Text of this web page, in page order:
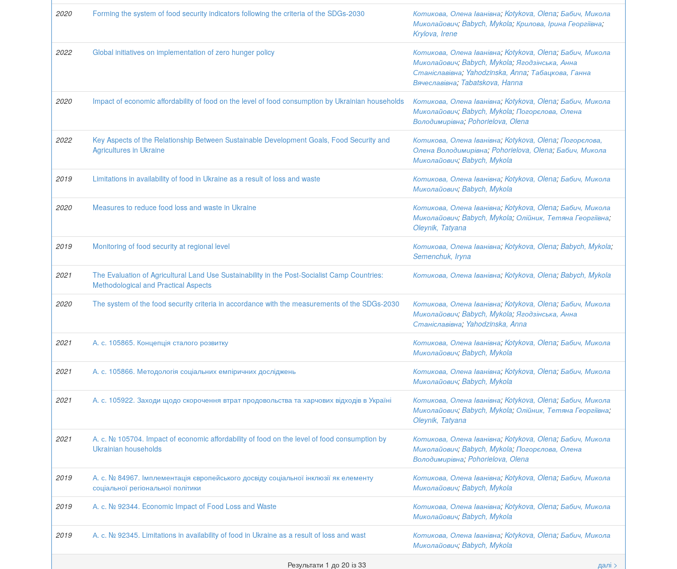
2020
Forming the system of food security indicators following the criteria of the SDGs-2030 Котикова, Олена Іванівна; Kotykova, Olena; Бабич, Микола
Миколайович; Babych, Mykola; Крилова, Ірина Георгіївна;
Krylova, Irene
2022
Global initiatives on implementation of zero hunger policy Котикова, Олена Іванівна; Kotykova, Olena; Бабич, Микола
Миколайович; Babych, Mykola;Ягодзінська, Анна
Станіславівна; Yahodzinska, Anna; Табацкова, Ганна
Вячеславівна; Tabatskova, Hanna
2020
Impact of economic affordability of food on the level of food consumption by Ukrainian households Котикова, Олена Іванівна; Kotykova, Olena; Бабич, Микола
Миколайович; Babych, Mykola; Погорєлова, Олена
Володимирівна; Pohorielova, Olena
2022
Key Aspects of the Relationship Between Sustainable Development Goals, Food Security and
Agricultures in Ukraine
Котикова, Олена Іванівна; Kotykova, Olena; Погорєлова,
Олена Володимирівна; Pohorielova, Olena; Бабич, Микола
Миколайович; Babych, Mykola
2019
Limitations in availability of food in Ukraine as a result of loss and waste Котикова, Олена Іванівна; Kotykova, Olena; Бабич, Микола
Миколайович; Babych, Mykola
2020
Measures to reduce food loss and waste in Ukraine Котикова, Олена Іванівна; Kotykova, Olena; Бабич, Микола
Миколайович; Babych, Mykola; Олійник, Тетяна Георгіївна;
Oleynik, Tatyana
2019
Monitoring of food security at regional level Котикова, Олена Іванівна; Kotykova, Olena; Babych, Mykola;
Semenchuk, Iryna
2021
The Evaluation of Agricultural Land Use Sustainability in the Post-Socialist Camp Countries:
Methodological and Practical Aspects
Котикова, Олена Іванівна; Kotykova, Olena; Babych, Mykola
2020 The system of the food security criteria in accordance with the measurements of the SDGs-2030 Котикова, Олена Іванівна; Kotykova, Olena; Бабич, Микола
Миколайович; Babych, Mykola;Ягодзінська, Анна
Станіславівна; Yahodzinska, Anna
2021
А. с. 105865. Концепція сталого розвитку Котикова, Олена Іванівна; Kotykova, Olena; Бабич, Микола
Миколайович; Babych, Mykola
2021
А. с. 105866. Методологія соціальних емпіричних досліджень Котикова, Олена Іванівна; Kotykova, Olena; Бабич, Микола
Миколайович; Babych, Mykola
2021
А. с. 105922. Заходи щодо скорочення втрат продовольства та харчових відходів в Україні Котикова, Олена Іванівна; Kotykova, Olena; Бабич, Микола
Миколайович; Babych, Mykola; Олійник, Тетяна Георгіївна;
Oleynik, Tatyana
2021
А. с. № 105704. Impact of economic affordability of food on the level of food consumption by
Ukrainian households
Котикова, Олена Іванівна; Kotykova, Olena; Бабич, Микола
Миколайович; Babych, Mykola; Погорєлова, Олена
Володимирівна; Pohorielova, Olena
2019
А. с. № 84967. Імплементація європейського досвіду соціальної інклюзії як елементу
соціальної регіональної політики
Котикова, Олена Іванівна; Kotykova, Olena; Бабич, Микола
Миколайович; Babych, Mykola
2019
А. с. № 92344. Economic Impact of Food Loss and Waste Котикова, Олена Іванівна; Kotykova, Olena; Бабич, Микола
Миколайович; Babych, Mykola
2019
А. с. № 92345. Limitations in availability of food in Ukraine as a result of loss and wast Котикова, Олена Іванівна; Kotykova, Olena; Бабич, Микола
Миколайович; Babych, Mykola
Результати 1 до 20 із 33
далі >